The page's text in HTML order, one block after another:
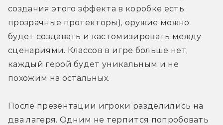
создания этого эффекта в коробке есть
прозрачные протекторы), оружие можно
будет создавать и кастомизировать между
сценариями. Классов в игре больше нет,
каждый герой будет уникальным и не
похожим на остальных.
После презентации игроки разделились на
два лагеря. Одним не терпится попробовать